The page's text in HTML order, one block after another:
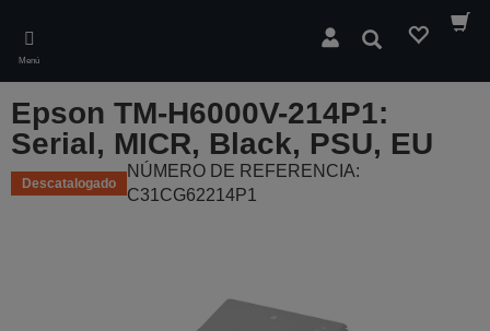
main
content
Menú
Buscar
Epson TM-H6000V-214P1:
Serial, MICR, Black, PSU, EU
Descatalogado
NÚMERO DE REFERENCIA:
C31CG62214P1